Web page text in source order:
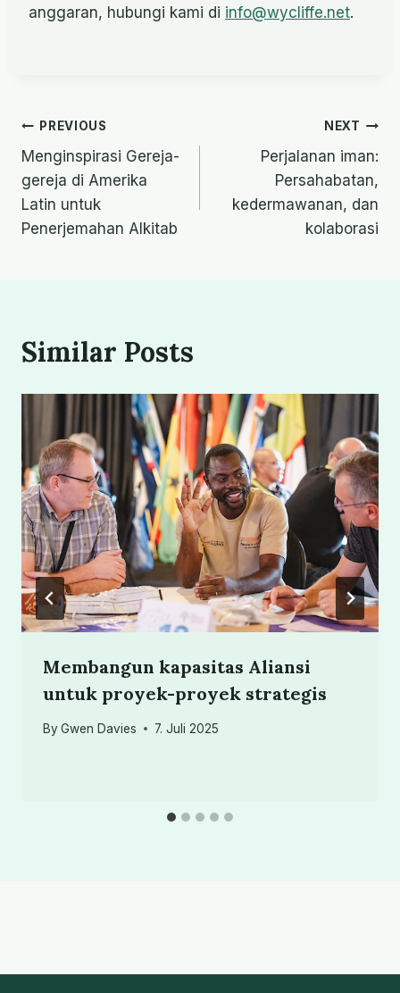
anggaran, hubungi kami di info@wycliffe.net.
Navigasi
pos
PREVIOUS
Menginspirasi Gereja-
gereja di Amerika
Latin untuk
Penerjemahan Alkitab
NEXT
Perjalanan iman:
Persahabatan,
kedermawanan, dan
kolaborasi
Similar Posts
Membangun kapasitas Aliansi
untuk proyek-proyek strategis
By Gwen Davies 7. Juli 2025